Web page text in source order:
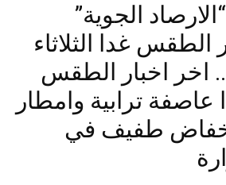
الجوية”
الطقس غدا الثلاثاء
23-2-2016 .. اخر اخبار الطقس
ترابية وامطار
طفيف في